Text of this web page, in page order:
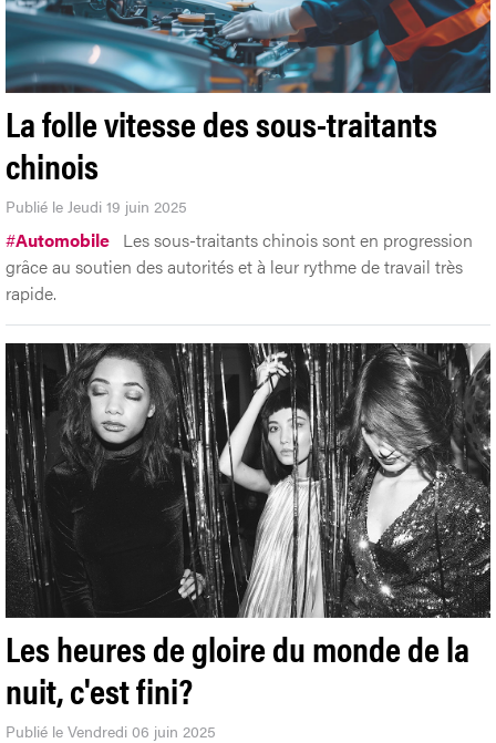
La folle vitesse des sous-traitants
chinois
Publié le Jeudi 19 juin 2025
#Automobile Les sous-traitants chinois sont en progression
grâce au soutien des autorités et à leur rythme de travail très
rapide.
Les heures de gloire du monde de la
nuit, c'est fini?
Publié le Vendredi 06 juin 2025